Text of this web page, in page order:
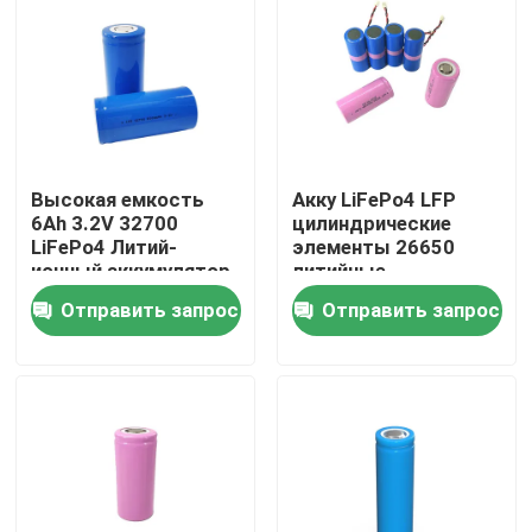
О Компании
Наша фабрика
контроль качества
контактные данные
Все случаи
Батарея иона LiFePO4 лития
Высокая емкость
6Ah 3.2V 32700
LiFePo4 Литий-
ионный аккумулятор
Глубокие циклы
6000mAh
Отправить запрос
Акку LiFePo4 LFP
цилиндрические
элементы 26650
литийные
аккумуляторы 3.2в
2500mah 2800mah
3400mah
Отправить запрос